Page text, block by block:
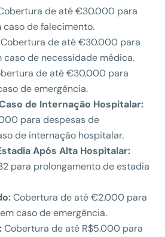
de até €30.000 para
de falecimento.
Cobertura de até €30.000 para
caso de necessidade médica.
de até €30.000 para
de emergência.
de Internação Hospitalar:
para despesas de
de internação hospitalar.
Após Alta Hospitalar:
para prolongamento de estadia
Cobertura de até €2.000 para
caso de emergência.
Cobertura de até R$5.000 para